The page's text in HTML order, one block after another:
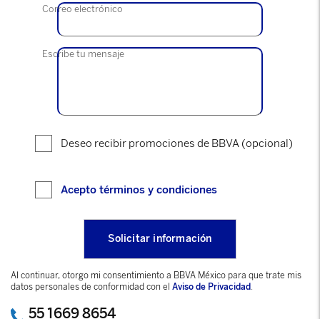
Correo electrónico
Escribe tu mensaje
Deseo recibir promociones de BBVA (opcional)
Acepto términos y condiciones
Al continuar, otorgo mi consentimiento a BBVA México para que trate mis
datos personales de conformidad con el Aviso de Privacidad .
55 1669 8654